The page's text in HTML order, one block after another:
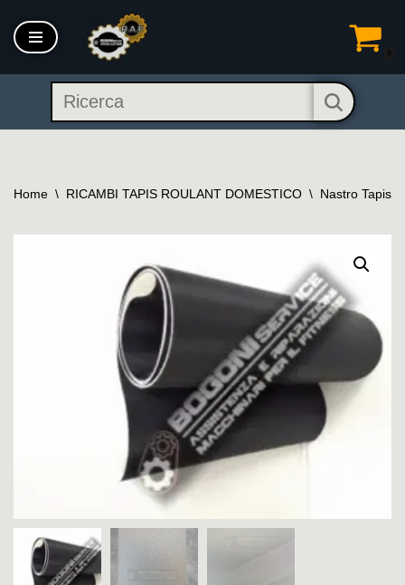
Vai
contenuto
Home \ RICAMBI TAPIS ROULANT DOMESTICO \ Nastro Tapis